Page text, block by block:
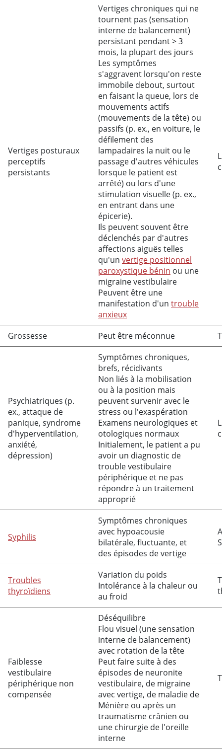
Vertiges posturaux
perceptifs
persistants
Vertiges chroniques qui ne
tournent pas (sensation
interne de balancement)
persistant pendant > 3
mois, la plupart des jours
Les symptômes
s'aggravent lorsqu'on reste
immobile debout, surtout
en faisant la queue, lors de
mouvements actifs
(mouvements de la tête) ou
passifs (p. ex., en voiture, le
défilement des
lampadaires la nuit ou le
passage d'autres véhicules
lorsque le patient est
arrêté) ou lors d'une
stimulation visuelle (p. ex.,
en entrant dans une
épicerie).
Ils peuvent souvent être
déclenchés par d'autres
affections aiguës telles
qu'un vertige positionnel
paroxystique bénin ou une
migraine vestibulaire
Peuvent être une
manifestation d'un trouble
anxieux
Grossesse Peut être méconnue
Psychiatriques (p.
ex., attaque de
panique, syndrome
d'hyperventilation,
anxiété,
dépression)
Symptômes chroniques,
brefs, récidivants
Non liés à la mobilisation
ou à la position mais
peuvent survenir avec le
stress ou l'exaspération
Examens neurologiques et
otologiques normaux
Initialement, le patient a pu
avoir un diagnostic de
trouble vestibulaire
périphérique et ne pas
répondre à un traitement
approprié
Syphilis
Symptômes chroniques
avec hypoacousie
bilatérale, fluctuante, et
des épisodes de vertige
Troubles
thyroïdiens
Variation du poids
Intolérance à la chaleur ou
au froid
Faiblesse
vestibulaire
périphérique non
compensée
Déséquilibre
Flou visuel (une sensation
interne de balancement)
avec rotation de la tête
Peut faire suite à des
épisodes de neuronite
vestibulaire, de migraine
avec vertige, de maladie de
Ménière ou après un
traumatisme crânien ou
une chirurgie de l'oreille
interne